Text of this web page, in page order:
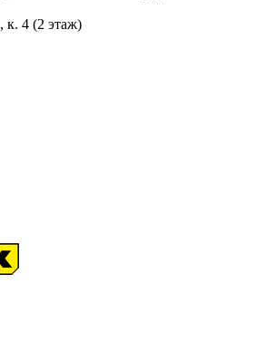
к. 4 (2 этаж)